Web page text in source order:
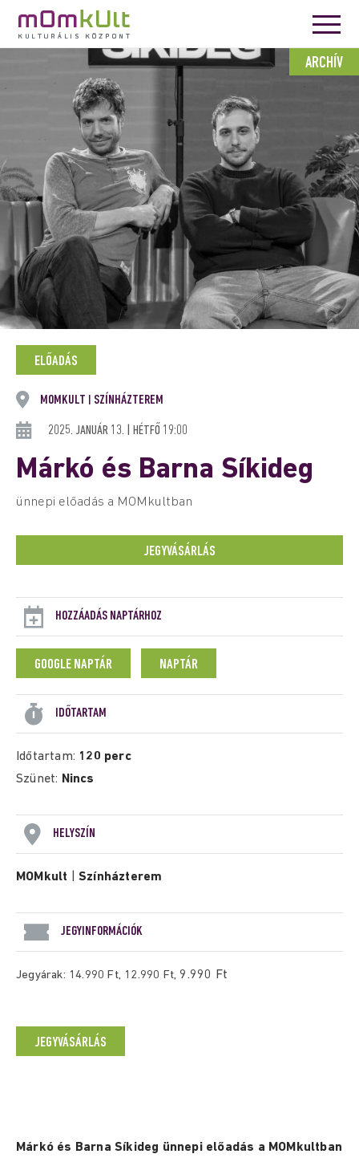
ARCHÍV
ELŐADÁS
MOMKULT SZÍNHÁZTEREM
2025. JANUÁR 13. | HÉTFŐ 19:00
Márkó és Barna Síkideg
ünnepi előadás a MOMkultban
JEGYVÁSÁRLÁS
HOZZÁADÁS NAPTÁRHOZ
GOOGLE NAPTÁR NAPTÁR
IDŐTARTAM
Időtartam: 120 perc
Szünet: Nincs
HELYSZÍN
MOMkult |Színházterem
JEGYINFORMÁCIÓK
Jegyárak: 14.990 Ft, 12.990 Ft, 9.990 Ft
JEGYVÁSÁRLÁS
Márkó és Barna Síkideg ünnepi előadás a MOMkultban